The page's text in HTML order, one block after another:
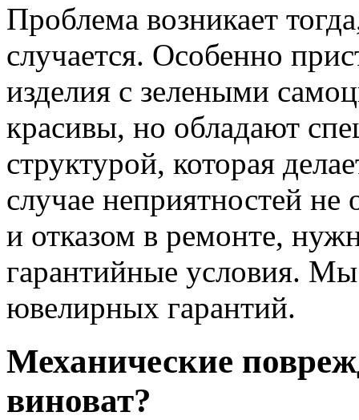
Проблема возникает
случается. Особенно
изделия с зелеными
красивы, но обладают
структурой, которая
случае неприятностей
и отказом в ремонте,
гарантийные условия.
ювелирных гарантий.
Механические
виноват?